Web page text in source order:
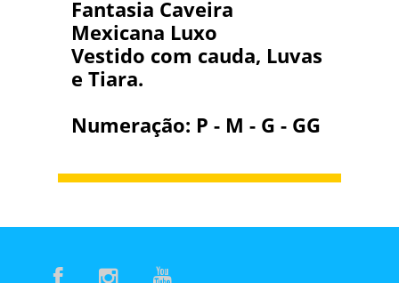
Fantasia Caveira
Mexicana Luxo
Vestido com cauda, Luvas
e Tiara.
Numeração: P - M - G - GG